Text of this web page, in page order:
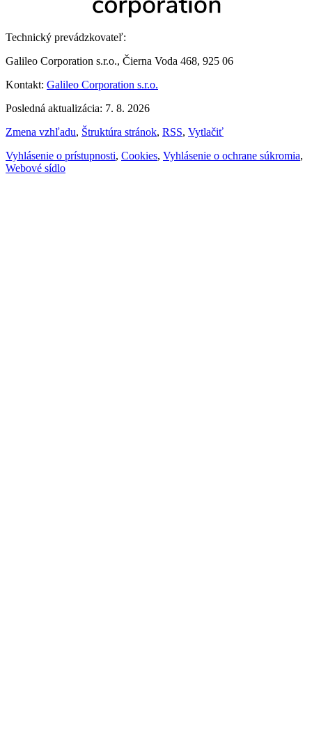
Technický prevádzkovateľ:
Galileo Corporation s.r.o., Čierna Voda 468, 925 06
Kontakt: Galileo Corporation s.r.o.
Posledná aktualizácia: 7. 8. 2026
Zmena vzhľadu, Štruktúra stránok, RSS, Vytlačiť
Vyhlásenie o prístupnosti, Cookies, Vyhlásenie o ochrane súkromia,
Webové sídlo